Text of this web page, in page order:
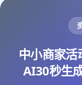
中小商家
AI30秒生